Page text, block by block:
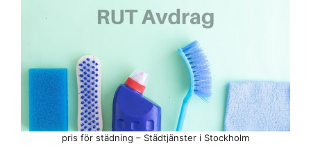
pris för städning – Städtjänster i Stockholm